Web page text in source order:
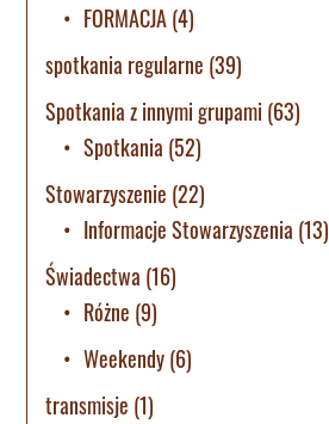
FORMACJA(4)
spotkania regularne (39)
Spotkania z innymi grupami (63)
Spotkania (52)
Stowarzyszenie (22)
Informacje Stowarzyszenia (13)
Świadectwa (16)
Różne (9)
Weekendy(6)
transmisje (1)